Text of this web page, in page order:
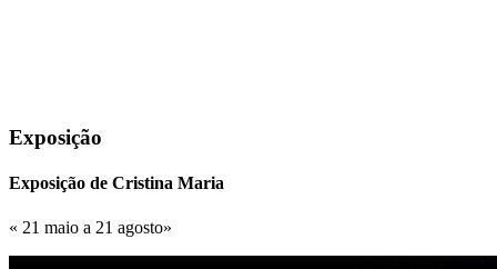
Exposição
Exposição de Cristina Maria
« 21 maio a 21 agosto»